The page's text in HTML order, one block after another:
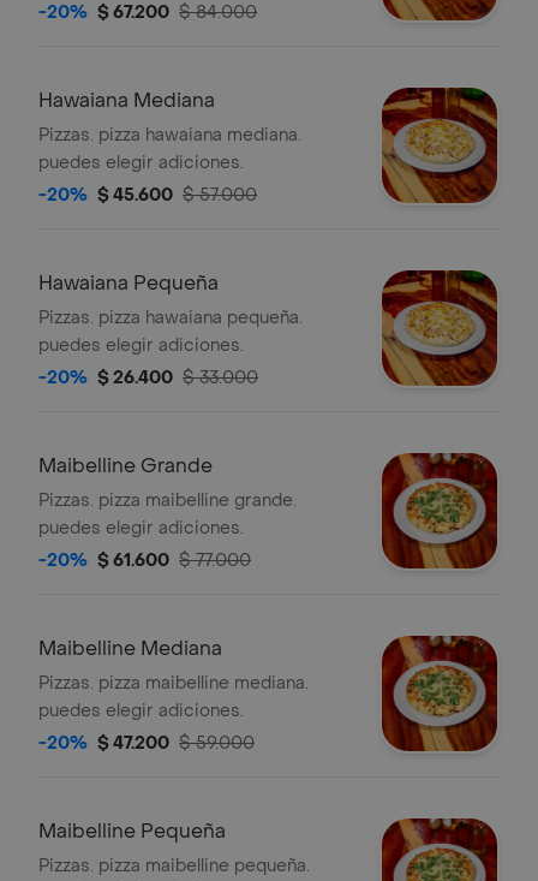
-20% $ 67.200 $ 84.000
Hawaiana Mediana
Pizzas. pizza hawaiana mediana.
puedes elegir adiciones.
-20% $ 45.600 $ 57.000
Hawaiana Pequeña
Pizzas. pizza hawaiana pequeña.
puedes elegir adiciones.
-20% $ 26.400 $ 33.000
Maibelline Grande
Pizzas. pizza maibelline grande.
puedes elegir adiciones.
-20% $ 61.600 $ 77.000
Maibelline Mediana
Pizzas. pizza maibelline mediana.
puedes elegir adiciones.
-20% $ 47.200 $ 59.000
Maibelline Pequeña
Pizzas. pizza maibelline pequeña.